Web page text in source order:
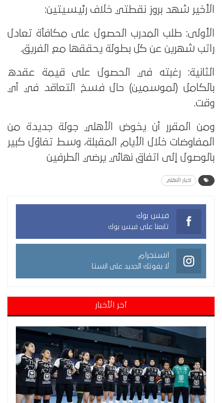
الأخير شهد بروز نقطتي خلاف رئيسيتين:
الأولى: طلب المدرب الحصول على مكافأة تعادل
راتب شهرين عن كل بطولة يحققها مع الفريق.
الثانية: رغبته في الحصول على قيمة عقده
بالكامل (لموسمين) حال فسخ التعاقد في أي
وقت.
ومن المقرر أن يخوض الأهلي جولة جديدة من
المفاوضات خلال الأيام المقبلة، وسط تفاؤل كبير
بالوصول إلى اتفاق نهائي يرضي الطرفين
اخبار الاهلي
فيس بوك
تابعنا على فيس بوك
انستجرام
لا يفوتك الجديد على انستا
آخر الأخبار